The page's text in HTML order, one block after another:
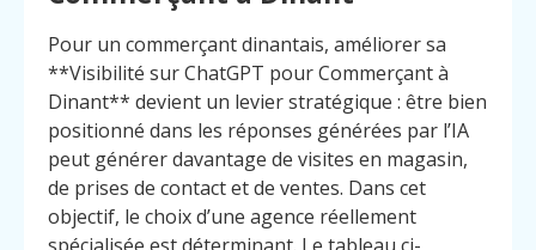
Pour un commerçant dinantais, améliorer sa
**Visibilité sur ChatGPT pour Commerçant à
Dinant** devient un levier stratégique : être bien
positionné dans les réponses générées par l’IA
peut générer davantage de visites en magasin,
de prises de contact et de ventes. Dans cet
objectif, le choix d’une agence réellement